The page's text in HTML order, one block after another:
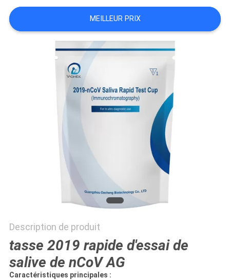
NOUVELLES
DEMANDEZ
CITATION
POLICY
MEILLEUR PRIX
Description de produit
tasse 2019 rapide d'essai de
salive de nCoV AG
Caractéristiques principales :